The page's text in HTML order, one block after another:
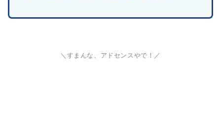
＼すまんな、アドセンスやで！／